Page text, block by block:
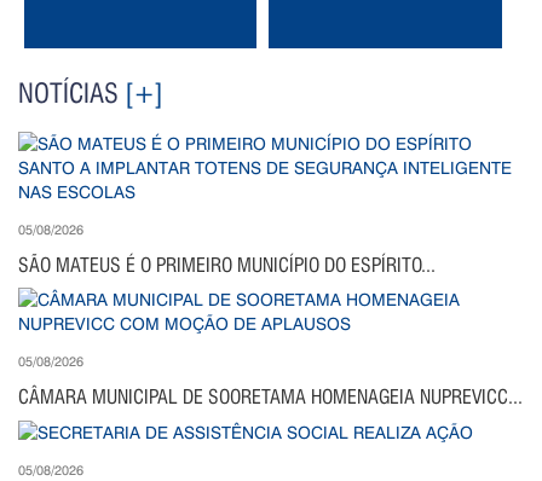
NOTÍCIAS [+]
05/08/2026
SÃO MATEUS É O PRIMEIRO MUNICÍPIO DO ESPÍRITO...
05/08/2026
CÂMARA MUNICIPAL DE SOORETAMA HOMENAGEIA NUPREVICC...
05/08/2026